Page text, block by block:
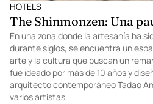
HOTELS
The Shinmonzen: Una
En una zona donde la artesanía ha
durante siglos, se encuentra un
arte y la cultura que buscan un
fue ideado por más de 10 años y
arquitecto contemporáneo Tadao
varios artistas.